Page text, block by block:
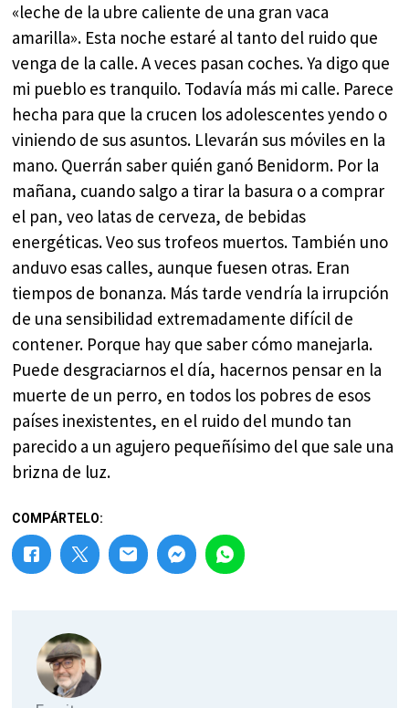
«leche de la ubre caliente de una gran vaca
amarilla». Esta noche estaré al tanto del ruido que
venga de la calle. A veces pasan coches. Ya digo que
mi pueblo es tranquilo. Todavía más mi calle. Parece
hecha para que la crucen los adolescentes yendo o
viniendo de sus asuntos. Llevarán sus móviles en la
mano. Querrán saber quién ganó Benidorm. Por la
mañana, cuando salgo a tirar la basura o a comprar
el pan, veo latas de cerveza, de bebidas
energéticas. Veo sus trofeos muertos. También uno
anduvo esas calles, aunque fuesen otras. Eran
tiempos de bonanza. Más tarde vendría la irrupción
de una sensibilidad extremadamente difícil de
contener. Porque hay que saber cómo manejarla.
Puede desgraciarnos el día, hacernos pensar en la
muerte de un perro, en todos los pobres de esos
países inexistentes, en el ruido del mundo tan
parecido a un agujero pequeñísimo del que sale una
brizna de luz.
COMPÁRTELO: